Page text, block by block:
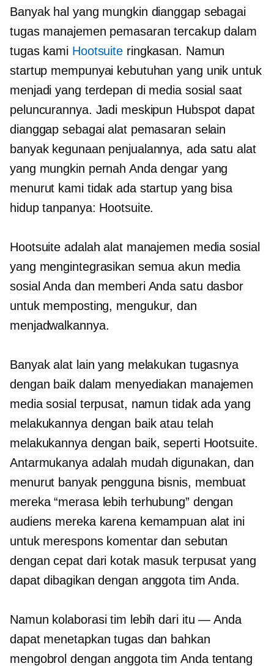
Banyak hal yang mungkin dianggap sebagai
tugas manajemen pemasaran tercakup dalam
tugas kami Hootsuite ringkasan. Namun
startup mempunyai kebutuhan yang unik untuk
menjadi yang terdepan di media sosial saat
peluncurannya. Jadi meskipun Hubspot dapat
dianggap sebagai alat pemasaran selain
banyak kegunaan penjualannya, ada satu alat
yang mungkin pernah Anda dengar yang
menurut kami tidak ada startup yang bisa
hidup tanpanya: Hootsuite.
Hootsuite adalah alat manajemen media sosial
yang mengintegrasikan semua akun media
sosial Anda dan memberi Anda satu dasbor
untuk memposting, mengukur, dan
menjadwalkannya.
Banyak alat lain yang melakukan tugasnya
dengan baik dalam menyediakan manajemen
media sosial terpusat, namun tidak ada yang
melakukannya dengan baik atau telah
melakukannya dengan baik, seperti Hootsuite.
Antarmukanya adalah mudah digunakan, dan
menurut banyak pengguna bisnis, membuat
mereka “merasa lebih terhubung” dengan
audiens mereka karena kemampuan alat ini
untuk merespons komentar dan sebutan
dengan cepat dari kotak masuk terpusat yang
dapat dibagikan dengan anggota tim Anda.
Namun kolaborasi tim lebih dari itu — Anda
dapat menetapkan tugas dan bahkan
mengobrol dengan anggota tim Anda tentang